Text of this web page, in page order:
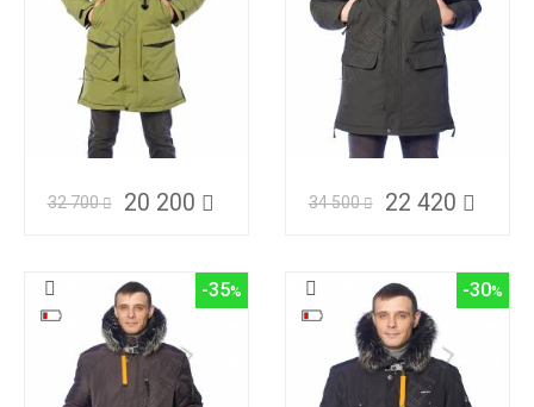
32 700 20 200 34 500 22 420
-35 -30